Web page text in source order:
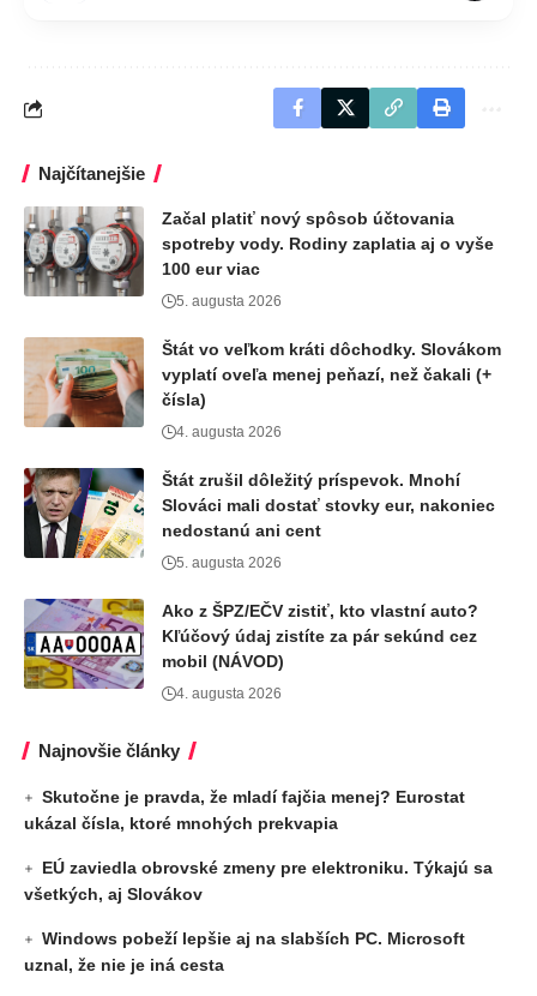
Najčítanejšie
Začal platiť nový spôsob účtovania
spotreby vody. Rodiny zaplatia aj o vyše
100 eur viac
5. augusta 2026
Štát vo veľkom kráti dôchodky. Slovákom
vyplatí oveľa menej peňazí, než čakali (+
čísla)
4. augusta 2026
Štát zrušil dôležitý príspevok. Mnohí
Slováci mali dostať stovky eur, nakoniec
nedostanú ani cent
5. augusta 2026
Ako z ŠPZ/EČV zistiť, kto vlastní auto?
Kľúčový údaj zistíte za pár sekúnd cez
mobil (NÁVOD)
4. augusta 2026
Najnovšie články
Skutočne je pravda, že mladí fajčia menej? Eurostat
ukázal čísla, ktoré mnohých prekvapia
EÚ zaviedla obrovské zmeny pre elektroniku. Týkajú sa
všetkých, aj Slovákov
Windows pobeží lepšie aj na slabších PC. Microsoft
uznal, že nie je iná cesta